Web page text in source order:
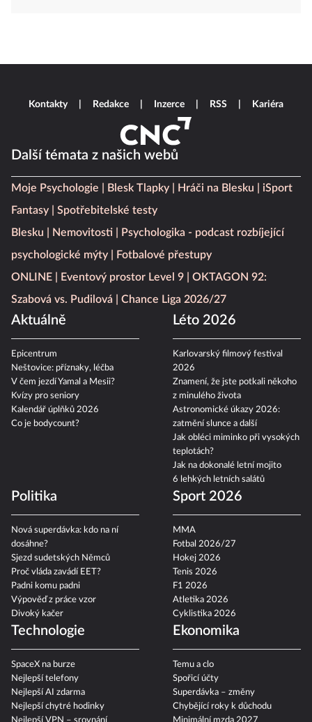
Další témata z našich webů
Moje Psychologie Blesk Tlapky Hráči na Blesku
iSport
Fantasy
Spotřebitelské testy
Blesku
Nemovitosti
Psychologika - podcast rozbíjející
psychologické mýty
Fotbalové přestupy
ONLINE
Eventový prostor Level 9
OKTAGON 92:
Szabová vs. Pudilová
Chance Liga 2026/27
Aktuálně
Epicentrum
Neštovice: příznaky, léčba
V čem jezdí Yamal a Mesii?
Kvízy pro seniory
Kalendář úplňků 2026
Co je bodycount?
Léto 2026
Karlovarský filmový festival
2026
Znamení, že jste potkali někoho
z minulého života
Astronomické úkazy 2026:
zatmění slunce a další
Jak obléci miminko při vysokých
teplotách?
Jak na dokonalé letní mojito
6 lehkých letních salátů
Politika
Nová superdávka: kdo na ní
dosáhne?
Sjezd sudetských Němců
Proč vláda zavádí EET?
Padni komu padni
Výpověď z práce vzor
Divoký kačer
Sport 2026
MMA
Fotbal 2026/27
Hokej 2026
Tenis 2026
F1 2026
Atletika 2026
Cyklistika 2026
Technologie
SpaceX na burze
Nejlepší telefony
Nejlepší AI zdarma
Nejlepší chytré hodinky
Ekonomika
Temu a clo
Spořicí účty
Superdávka – změny
Chybějící roky k důchodu
Kontakty Redakce Inzerce RSS Kariéra